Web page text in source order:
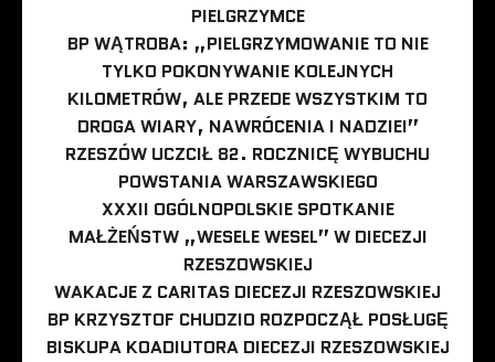
PIELGRZYMCE
BP WĄTROBA: „PIELGRZYMOWANIE TO NIE
TYLKO POKONYWANIE KOLEJNYCH
KILOMETRÓW, ALE PRZEDE WSZYSTKIM TO
DROGA WIARY, NAWRÓCENIA I NADZIEI”
RZESZÓW UCZCIŁ 82. ROCZNICĘ WYBUCHU
POWSTANIA WARSZAWSKIEGO
XXXII OGÓLNOPOLSKIE SPOTKANIE
MAŁŻEŃSTW „WESELE WESEL” W DIECEZJI
RZESZOWSKIEJ
WAKACJE Z CARITAS DIECEZJI RZESZOWSKIEJ
BP KRZYSZTOF CHUDZIO ROZPOCZĄŁ POSŁUGĘ
BISKUPA KOADIUTORA DIECEZJI RZESZOWSKIEJ